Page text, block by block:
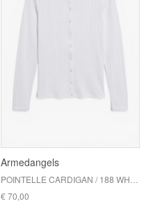
Armedangels
€ 70,00